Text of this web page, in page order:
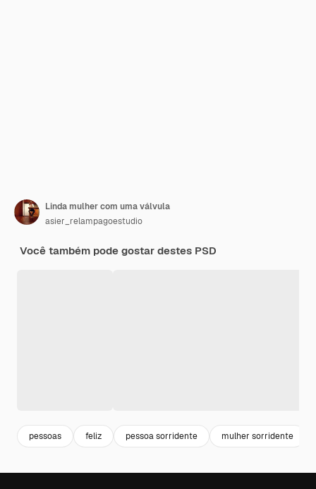
Linda mulher com uma válvula
asier_relampagoestudio
Você também pode gostar destes PSD
pessoas feliz pessoa sorridente mulher sorridente